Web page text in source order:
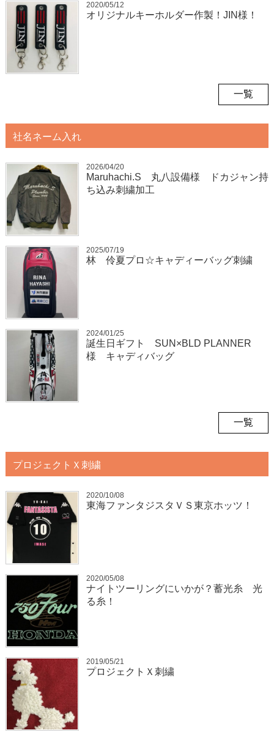
2020/05/12
オリジナルキーホルダー作製！JIN様！
一覧
社名ネーム入れ
2026/04/20
Maruhachi.S 丸八設備様 ドカジャン持
ち込み刺繍加工
2025/07/19
林 伶夏プロ☆キャディーバッグ刺繍
2024/01/25
誕生日ギフト SUN×BLD PLANNER
様 キャディバッグ
一覧
プロジェクトＸ刺繍
2020/10/08
東海ファンタジスタＶＳ東京ホッツ！
2020/05/08
ナイトツーリングにいかが？蓄光糸 光
る糸！
2019/05/21
プロジェクトＸ刺繍